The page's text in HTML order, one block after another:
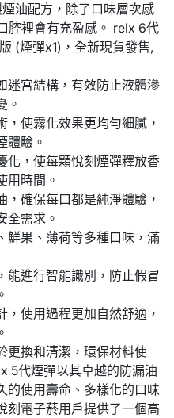
油配方，除了口味層次感
腔裡會有充盈感。 relx 6代
(煙彈x1)，全新現貨發售,
迷宮結構，有效防止液體滲
。
，使霧化效果更均勻細膩，
體驗。
化，使每顆悅刻煙彈釋放香
用時間。
確保每口都是純淨體驗，
全需求。
鮮果、薄荷等多種口味，滿
能進行智能識別，防止假冒
使用過程更加自然舒適，
更換和清潔，環保材料使
5代煙彈以其卓越的防漏油
的使用壽命、多樣化的口味
刻電子菸用戶提供了一個高